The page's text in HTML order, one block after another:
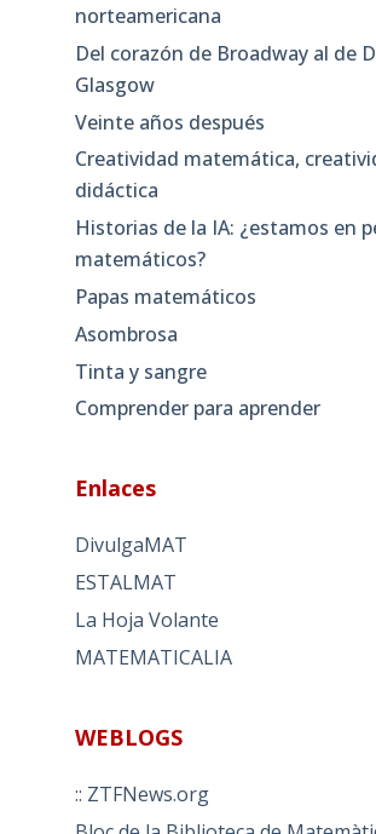
norteamericana
Del corazón de Broadway al de
Glasgow
Veinte años después
Creatividad matemática,
didáctica
Historias de la IA: ¿estamos en
matemáticos?
Papas matemáticos
Asombrosa
Tinta y sangre
Comprender para aprender
Enlaces
DivulgaMAT
ESTALMAT
La Hoja Volante
MATEMATICALIA
WEBLOGS
:: ZTFNews.org